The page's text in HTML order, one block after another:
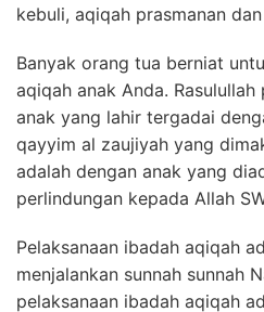
kebuli, aqiqah prasmanan
Banyak orang tua berniat
aqiqah anak Anda.
anak yang lahir tergadai
qayyim al zaujiyah yang
adalah dengan anak yang
perlindungan kepada Allah
Pelaksanaan ibadah aqiqah
menjalankan sunnah sunnah
pelaksanaan ibadah aqiqah